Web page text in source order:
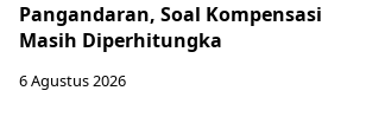
Pangandaran, Soal Kompensasi
Masih Diperhitungka
6 Agustus 2026